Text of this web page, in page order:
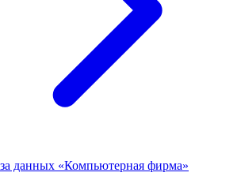
данных «Компьютерная фирма»